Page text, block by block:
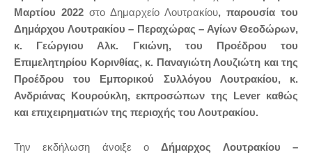
Μαρτίου 2022 στο Δημαρχείο Λουτρακίου, παρουσία του
Δημάρχου Λουτρακίου – Περαχώρας – Αγίων Θεοδώρων,
κ. Γεώργιου Αλκ. Γκιώνη, του Προέδρου του
Επιμελητηρίου Κορινθίας, κ. Παναγιώτη Λουζιώτη και της
Προέδρου του Εμπορικού Συλλόγου Λουτρακίου, κ.
Ανδριάνας Κουρούκλη, εκπροσώπων της
Leverκαθώς
και επιχειρηματιών της περιοχής του Λουτρακίου.
Την εκδήλωση άνοιξε οΔήμαρχος Λουτρακίου –